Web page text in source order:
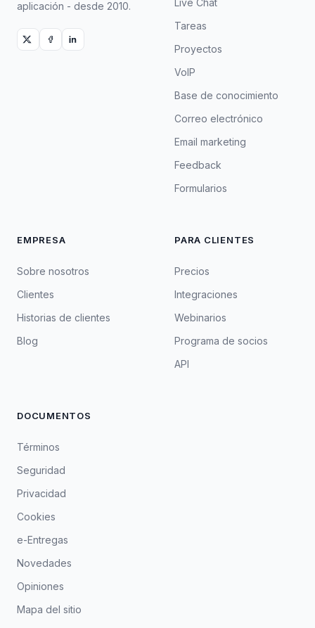
aplicación - desde 2010.
Live Chat
Tareas
Proyectos
VoIP
Base de conocimiento
Correo electrónico
Email marketing
Feedback
Formularios
EMPRESA
Sobre nosotros
Clientes
Historias de clientes
Blog
PARA CLIENTES
Precios
Integraciones
Webinarios
Programa de socios
API
DOCUMENTOS
Términos
Seguridad
Privacidad
Cookies
e-Entregas
Novedades
Opiniones
Mapa del sitio